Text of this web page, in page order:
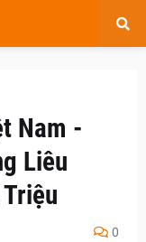
Nam -
Liêu
0